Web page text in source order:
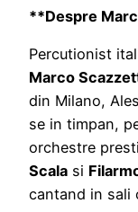
**Despre
Percutionist
Marco
din Milano,
se in timpan,
orchestre
Scala si
cantand in sali